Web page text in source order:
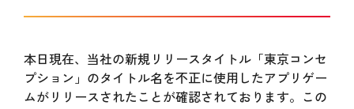
本日現在、当社の新規リリースタイトル「東京コンセ
プション」のタイトル名を不正に使用したアプリゲー
ムがリリースされたことが確認されております。この